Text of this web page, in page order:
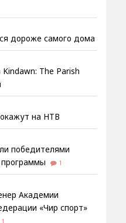
дороже самого дома
The Parish
на НТВ
победителями
программы
1
Академии
«Чир спорт»